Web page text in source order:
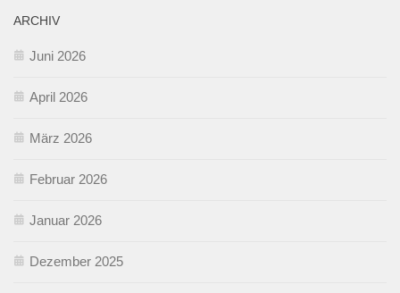
ARCHIV
Juni 2026
April 2026
März 2026
Februar 2026
Januar 2026
Dezember 2025